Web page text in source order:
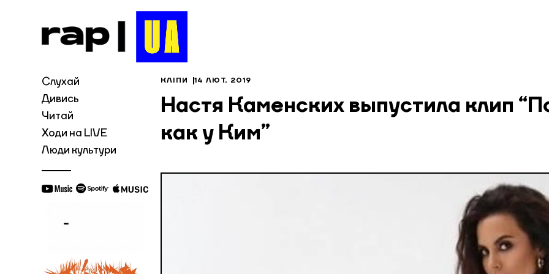
Слухай
Дивись
Читай
Ходи на LIVE
Люди культури
КЛІПИ 14 ЛЮТ, 2019
Настя Каменских выпустила клип
как у Ким”